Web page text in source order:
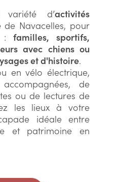
variété d’activités
de Navacelles, pour
: familles, sportifs,
avec chiens ou
et d'histoire.
en vélo électrique,
de
ou de lectures de
les lieux à votre
idéale entre
et patrimoine en